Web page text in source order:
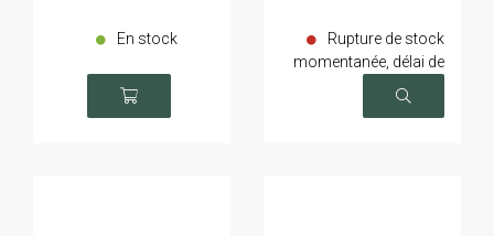
En stock
Rupture de stock
momentanée, délai de
livraison sur demande